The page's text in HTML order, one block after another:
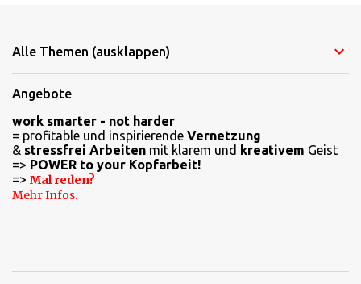
Alle Themen (ausklappen)
Angebote
work smarter - not harder
= profitable und inspirierende Vernetzung
& stressfrei Arbeiten mit klarem und kreativem Geist
=> POWER to your Kopfarbeit!
=> Mal reden?
Mehr Infos.